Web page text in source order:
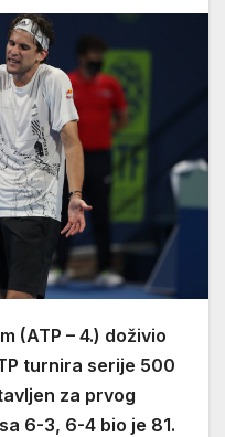
(ATP – 4.) doživio
turnira serije 500
za prvog
6-3, 6-4 bio je 81.